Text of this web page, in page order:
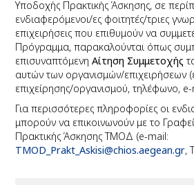
Υποδοχής Πρακτικής Άσκησης, σε
ενδιαφερόμενοι/ες φοιτητές/τριες
επιχειρήσεις που επιθυμούν να
Πρόγραμμα, παρακαλούνται όπως
επισυναπτόμενηΑίτηση Συμμετοχής
αυτών των οργανισμών/επιχειρήσεων
επιχείρησης/οργανισμού, τηλέφωνο, e-
Για περισσότερες πληροφορίες οι
μπορούν να επικοινωνούν με το
Πρακτικής Άσκησης ΤΜΟΔ (e-mail:
TMOD_Prakt_Askisi@chios.aegean.gr,